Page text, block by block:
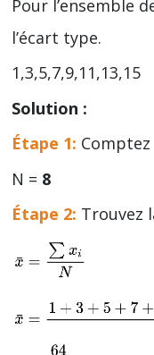
Pour l’ensemble
l’écart type.
1,3,5,7,9,11,13,15
Solution :
Étape 1:
N = 8
Étape 2: Trouvez